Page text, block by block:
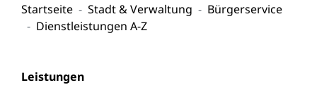
Startseite Stadt & Verwaltung
Bürgerservice
Dienstleistungen A-Z
Leistungen